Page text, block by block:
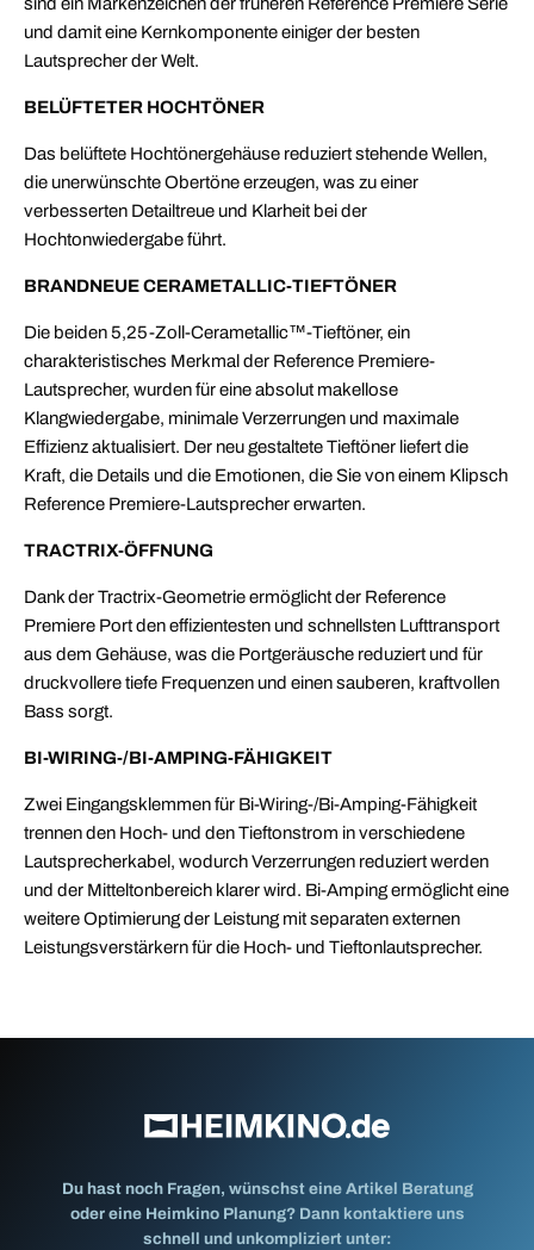
und damit eine Kernkomponente einiger der besten
Lautsprecher der Welt.
BELÜFTETER HOCHTÖNER
Das belüftete Hochtönergehäuse reduziert stehende Wellen,
die unerwünschte Obertöne erzeugen, was zu einer
verbesserten Detailtreue und Klarheit bei der
Hochtonwiedergabe führt.
BRANDNEUE CERAMETALLIC-TIEFTÖNER
Die beiden 5,25-Zoll-Cerametallic™-Tieftöner, ein
charakteristisches Merkmal der Reference Premiere-
Lautsprecher, wurden für eine absolut makellose
Klangwiedergabe, minimale Verzerrungen und maximale
Effizienz aktualisiert. Der neu gestaltete Tieftöner liefert die
Kraft, die Details und die Emotionen, die Sie von einem Klipsch
Reference Premiere-Lautsprecher erwarten.
TRACTRIX-ÖFFNUNG
Dank der Tractrix-Geometrie ermöglicht der Reference
Premiere Port den effizientesten und schnellsten Lufttransport
aus dem Gehäuse, was die Portgeräusche reduziert und für
druckvollere tiefe Frequenzen und einen sauberen, kraftvollen
Bass sorgt.
BI-WIRING-/BI-AMPING-FÄHIGKEIT
Zwei Eingangsklemmen für Bi-Wiring-/Bi-Amping-Fähigkeit
trennen den Hoch- und den Tieftonstrom in verschiedene
Lautsprecherkabel, wodurch Verzerrungen reduziert werden
und der Mitteltonbereich klarer wird. Bi-Amping ermöglicht eine
weitere Optimierung der Leistung mit separaten externen
Leistungsverstärkern für die Hoch- und Tieftonlautsprecher.
Du hast noch Fragen, wünschst eine Artikel Beratung
oder eine Heimkino Planung? Dann kontaktiere uns
schnell und unkompliziert unter: